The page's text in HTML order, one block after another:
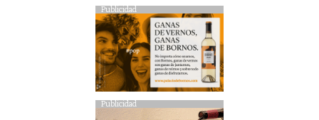
Publicidad
Publicidad